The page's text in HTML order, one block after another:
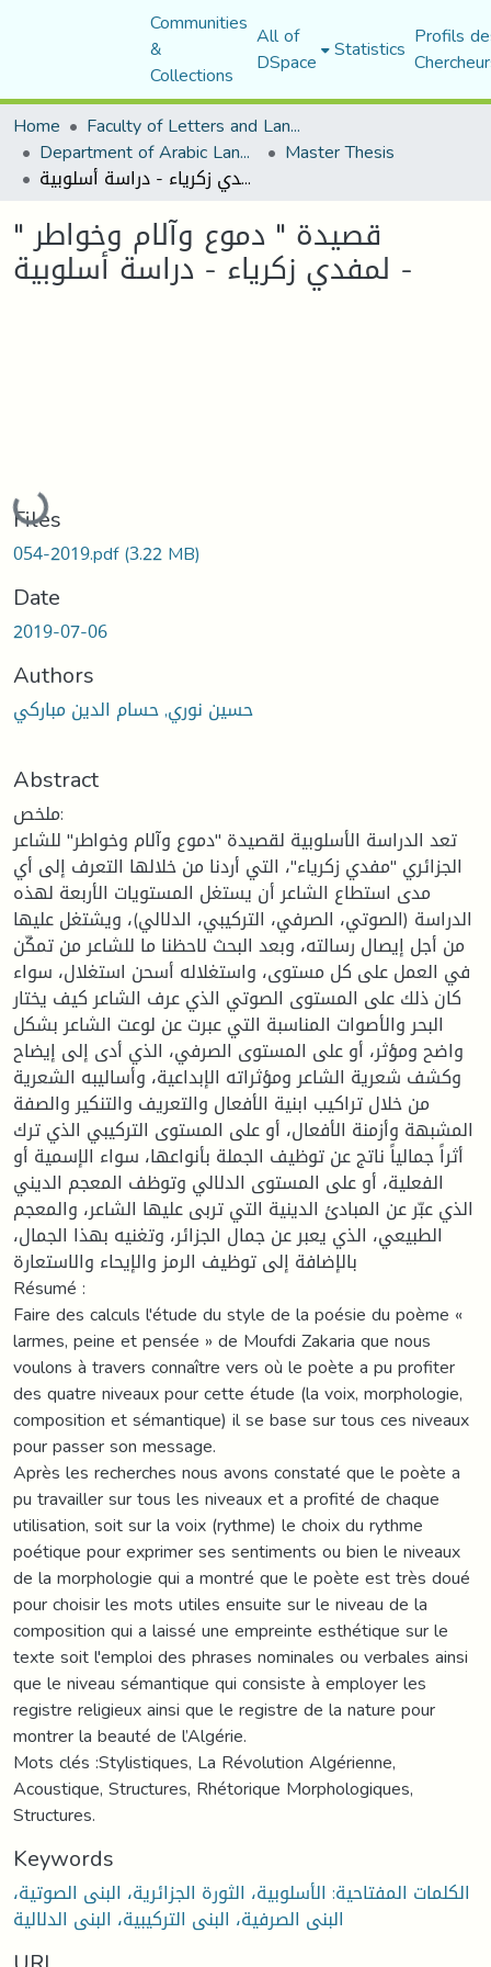
Communities
&
Collections
All of
DSpace Statistics Profils
Home
Faculty of Letters and Languages
Department of Arabic Language and Literature Master Thesis
قصيدة " دموع وآلام وخواطر " لمفدي زكرياء - دراسة أسلوبية -
قصيدة " دموع وآلام وخواطر "
لمفدي زكرياء - دراسة أسلوبية -
Loading...
Files
054-2019.pdf(3.22 MB)
Date
2019-07-06
Authors
حسين نوري, حسام الدين مباركي
Abstract
ملخص:
تعد الدراسة الأسلوبية لقصيدة "دموع وآلام وخواطر" للشاعر
الجزائري "مفدي زكرياء"، التي أردنا من خلالها التعرف إلى أي
مدى استطاع الشاعر أن يستغل المستويات الأربعة لهذه
الدراسة (الصوتي، الصرفي، التركيبي، الدلالي)، ويشتغل عليها
من أجل إيصال رسالته، وبعد البحث لاحظنا ما للشاعر من تمكّن
في العمل على كل مستوى، واستغلاله أسحن استغلال، سواء
كان ذلك على المستوى الصوتي الذي عرف الشاعر كيف يختار
البحر والأصوات المناسبة التي عبرت عن لوعت الشاعر بشكل
واضح ومؤثر، أو على المستوى الصرفي، الذي أدى إلى إيضاح
وكشف شعرية الشاعر ومؤثراته الإبداعية، وأساليبه الشعرية
من خلال تراكيب ابنية الأفعال والتعريف والتنكير والصفة
المشبهة وأزمنة الأفعال، أو على المستوى التركيبي الذي ترك
أثراً جمالياً ناتج عن توظيف الجملة بأنواعها، سواء الإسمية أو
الفعلية، أو على المستوى الدلالي وتوظف المعجم الديني
الذي عبّر عن المبادئ الدينية التي تربى عليها الشاعر، والمعجم
الطبيعي، الذي يعبر عن جمال الجزائر، وتغنيه بهذا الجمال،
بالإضافة إلى توظيف الرمز والإيحاء والاستعارة
Résumé :
Faire des calculs l'étude du style de la poésie du poème «
larmes, peine et pensée » de Moufdi Zakaria que nous
voulons à travers connaître vers où le poète a pu profiter
des quatre niveaux pour cette étude (la voix, morphologie,
composition et sémantique) il se base sur tous ces niveaux
pour passer son message.
Après les recherches nous avons constaté que le poète a
pu travailler sur tous les niveaux et a profité de chaque
utilisation, soit sur la voix (rythme) le choix du rythme
poétique pour exprimer ses sentiments ou bien le niveaux
de la morphologie qui a montré que le poète est très doué
pour choisir les mots utiles ensuite sur le niveau de la
composition qui a laissé une empreinte esthétique sur le
texte soit l'emploi des phrases nominales ou verbales ainsi
que le niveau sémantique qui consiste à employer les
registre religieux ainsi que le registre de la nature pour
montrer la beauté de l’Algérie.
Mots clés :Stylistiques, La Révolution Algérienne,
Acoustique, Structures, Rhétorique Morphologiques,
Structures.
Keywords
الكلمات المفتاحية: الأسلوبية، الثورة الجزائرية، البنى الصوتية،
البنى الصرفية، البنى التركيبية، البنى الدلالية